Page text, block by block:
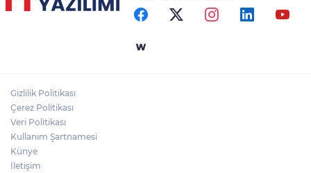
Gizlilik Politikası
Çerez Politikası
Veri Politikası
Kullanım Şartnamesi
Künye
İletişim